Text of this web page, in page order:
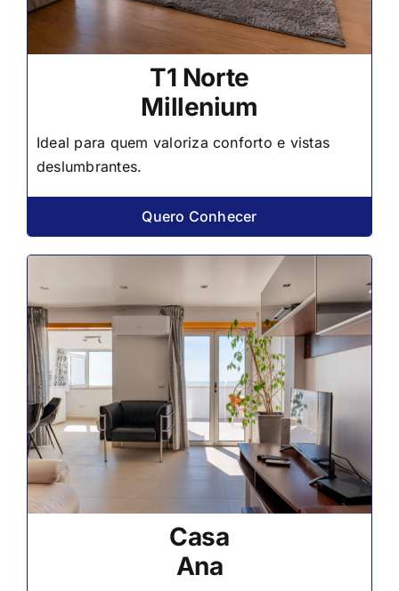
T1 Norte
Millenium
Ideal para quem valoriza conforto e vistas
deslumbrantes.
Quero Conhecer
Casa
Ana